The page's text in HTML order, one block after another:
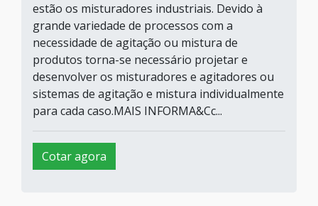
estão os misturadores industriais. Devido à
grande variedade de processos com a
necessidade de agitação ou mistura de
produtos torna-se necessário projetar e
desenvolver os misturadores e agitadores ou
sistemas de agitação e mistura individualmente
para cada caso.MAIS INFORMA&Cc...
Cotar agora